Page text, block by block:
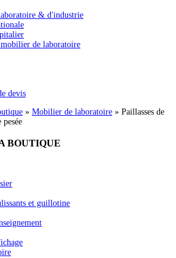
& d'industrie
de laboratoire
devis
» Mobilier de laboratoire » Paillasses de
BOUTIQUE
et guillotine